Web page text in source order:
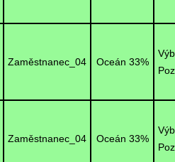
Zaměstnanec_04 Oceán 33%
Zaměstnanec_04 Oceán 33%